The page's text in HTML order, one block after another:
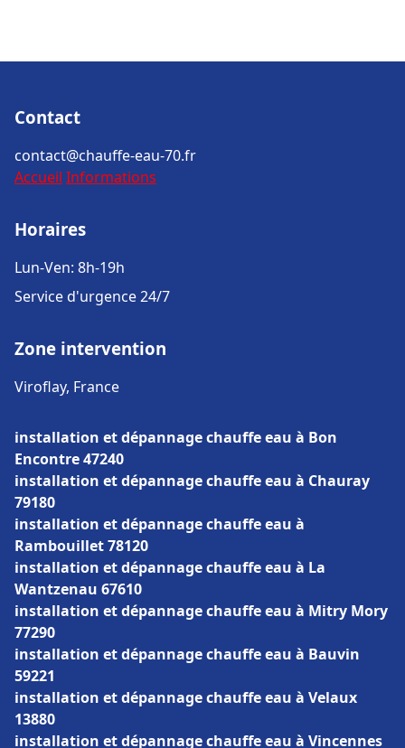
Contact
contact@chauffe-eau-70.fr
Accueil Informations
Horaires
Lun-Ven: 8h-19h
Service d'urgence 24/7
Zone intervention
Viroflay, France
installation et dépannage chauffe eau à Bon
Encontre 47240
installation et dépannage chauffe eau à Chauray
79180
installation et dépannage chauffe eau à
Rambouillet 78120
installation et dépannage chauffe eau à La
Wantzenau 67610
installation et dépannage chauffe eau à Mitry Mory
77290
installation et dépannage chauffe eau à Bauvin
59221
installation et dépannage chauffe eau à Velaux
13880
installation et dépannage chauffe eau à Vincennes